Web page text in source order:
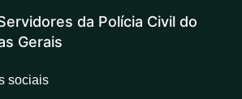
da Polícia Civil do
Gerais
sociais